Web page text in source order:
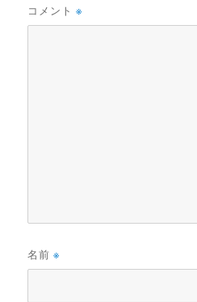
コメント※
名前※